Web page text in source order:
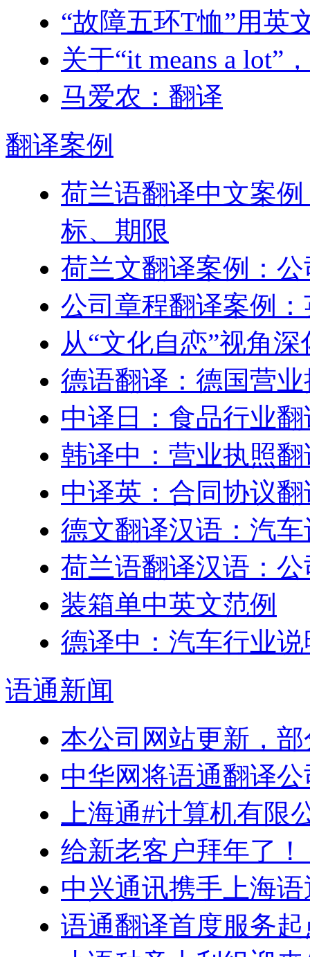
“故障五环T恤”用英
关于“it means a lot”
马爱农：翻译
翻译案例
荷兰语翻译中文案
标、期限
荷兰文翻译案例：
公司章程翻译案例
从“文化自恋”视角
德语翻译：德国营
中译日：食品行业翻
韩译中：营业执照翻
中译英：合同协议
德文翻译汉语：汽
荷兰语翻译汉语：
装箱单中英文范例
德译中：汽车行业
语通新闻
本公司网站更新，
中华网将语通翻译
上海通#计算机有限
给新老客户拜年了
中兴通讯携手上海
语通翻译首度服务